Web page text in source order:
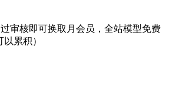
过审核即可换取月会员，全站模型免费
累积）